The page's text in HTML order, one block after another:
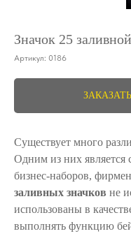
Значок 25 заливной
Артикул: 0186
Существует много
Одним из них является
бизнес-наборов,
заливных значков не
использованы в
выполнять функцию